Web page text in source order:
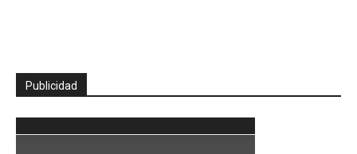
Publicidad